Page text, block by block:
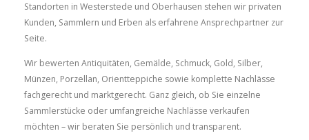
Standorten in Westerstede und Oberhausen stehen wir privaten
Kunden, Sammlern und Erben als erfahrene Ansprechpartner zur
Seite.
Wir bewerten Antiquitäten, Gemälde, Schmuck, Gold, Silber,
Münzen, Porzellan, Orientteppiche sowie komplette Nachlässe
fachgerecht und marktgerecht. Ganz gleich, ob Sie einzelne
Sammlerstücke oder umfangreiche Nachlässe verkaufen
möchten – wir beraten Sie persönlich und transparent.